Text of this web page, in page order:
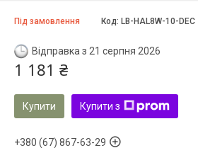
Під замовлення Код: LB-HAL8W-10-DEC
Відправка з 21 серпня 2026
1 181 ₴
Купити Купити з
+380 (67) 867-63-29